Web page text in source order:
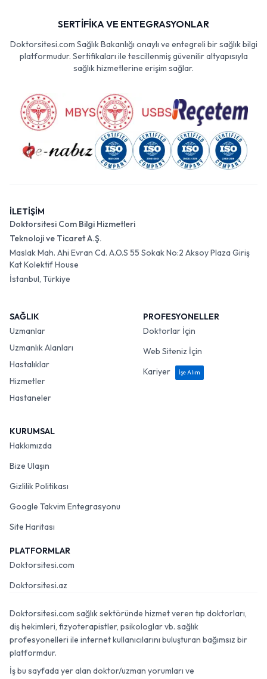
SERTİFİKA VE ENTEGRASYONLAR
Doktorsitesi.com Sağlık Bakanlığı onaylı ve entegreli bir sağlık bilgi
platformudur. Sertifikaları ile tescillenmiş güvenilir altyapısıyla
sağlık hizmetlerine erişim sağlar.
İLETİŞİM
Doktorsitesi Com Bilgi Hizmetleri
Teknoloji ve Ticaret A.Ş.
Maslak Mah. Ahi Evran Cd. A.O.S 55 Sokak No:2 Aksoy Plaza Giriş
Kat Kolektif House
İstanbul, Türkiye
SAĞLIK
Uzmanlar
Uzmanlık Alanları
Hastalıklar
Hizmetler
Hastaneler
PROFESYONELLER
Doktorlar İçin
Web Siteniz İçin
Kariyer
İşe Alım
KURUMSAL
Hakkımızda
Bize Ulaşın
Gizlilik Politikası
Google Takvim Entegrasyonu
Site Haritası
PLATFORMLAR
Doktorsitesi.com
Doktorsitesi.az
Doktorsitesi.com sağlık sektöründe hizmet veren tıp doktorları,
diş hekimleri, fizyoterapistler, psikologlar vb. sağlık
profesyonelleri ile internet kullanıcılarını buluşturan bağımsız bir
platformdur.
İş bu sayfada yer alan doktor/uzman yorumları ve